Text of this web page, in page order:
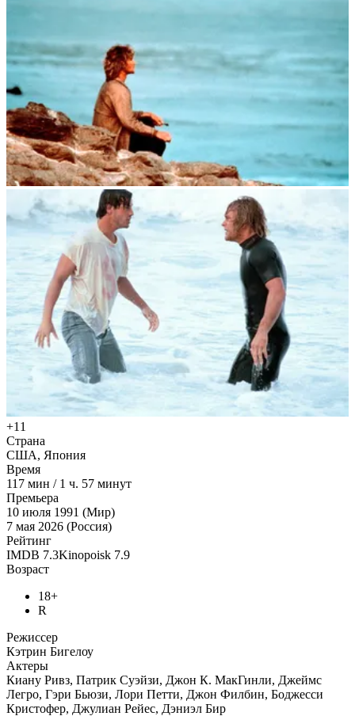
+11
Страна
США, Япония
Время
117 мин / 1 ч. 57 минут
Премьера
10 июля 1991 (Мир)
7 мая 2026 (Россия)
Рейтинг
IMDB 7.3Kinopoisk 7.9
Возраст
18+
R
Режиссер
Кэтрин Бигелоу
Актеры
Киану Ривз, Патрик Суэйзи, Джон К. МакГинли, Джеймс
Легро, Гэри Бьюзи, Лори Петти, Джон Филбин, Боджесси
Кристофер, Джулиан Рейес, Дэниэл Бир